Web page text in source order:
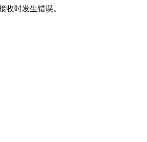
收时发生错误。